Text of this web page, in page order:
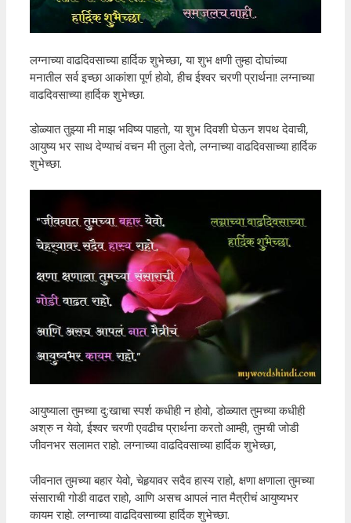
लग्नाच्या वाढदिवसाच्या हार्दिक शुभेच्छा, या शुभ क्षणी तुम्हा दोघांच्या
मनातील सर्व इच्छा आकांशा पूर्ण होवो, हीच ईश्वर चरणी प्रार्थना! लग्नाच्या
वाढदिवसाच्या हार्दिक शुभेच्छा.
डोळ्यात तुझ्या मी माझ भविष्य पाहतो, या शुभ दिवशी घेऊन शपथ देवाची,
आयुष्य भर साथ देण्याचं वचन मी तुला देतो, लग्नाच्या वाढदिवसाच्या हार्दिक
शुभेच्छा.
आयुष्याला तुमच्या दु:खाचा स्पर्श कधीही न होवो, डोळ्यात तुमच्या कधीही
अश्रु न येवो, ईश्वर चरणी एवढीच प्रार्थना करतो आम्ही, तुमची जोडी
जीवनभर सलामत राहो. लग्नाच्या वाढदिवसाच्या हार्दिक शुभेच्छा,
जीवनात तुमच्या बहार येवो, चेहर्‍यावर सदैव हास्य राहो, क्षणा क्षणाला तुमच्या
संसाराची गोडी वाढत राहो, आणि असच आपलं नात मैत्रीचं आयुष्यभर
कायम राहो. लग्नाच्या वाढदिवसाच्या हार्दिक शुभेच्छा.